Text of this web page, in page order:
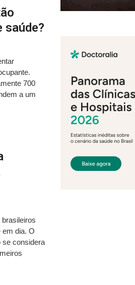
saúde?
700
a um
em dia. O
se considera